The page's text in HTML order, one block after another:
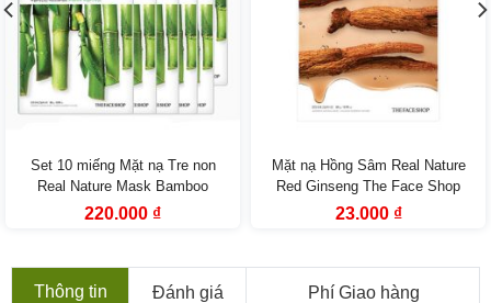
Set 10 miếng Mặt nạ Tre non
Real Nature Mask Bamboo
TheFaceShop
Giá
gốc
220.000 ₫Giá
220.000 ₫.
Mặt nạ Hồng Sâm Real Nature
Red Ginseng The Face Shop
Giá
gốc
23.000 ₫Giá
23.000 ₫.
Thông tin Đánh giá Phí Giao hàng